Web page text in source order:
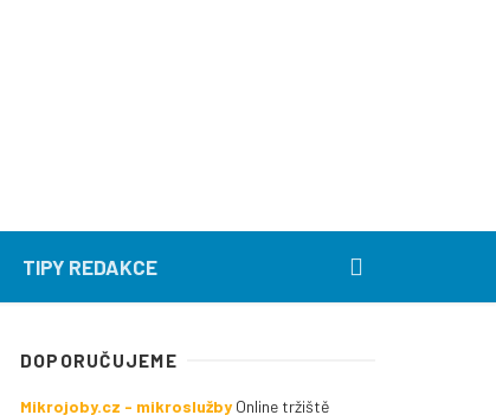
TIPY REDAKCE
DOPORUČUJEME
Mikrojoby.cz - mikroslužby Online tržiště